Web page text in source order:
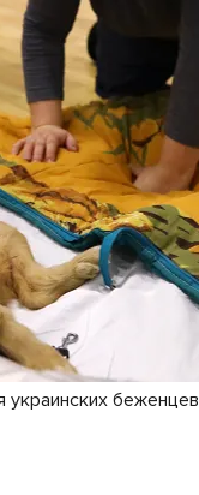
беженцев